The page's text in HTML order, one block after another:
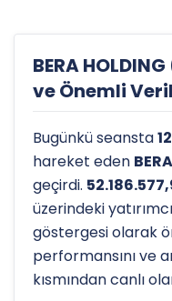
BERA
ve Önemli
Bugünkü seansta
hareket eden BERA
geçirdi.
üzerindeki
göstergesi olarak
performansını ve
kısmından canlı